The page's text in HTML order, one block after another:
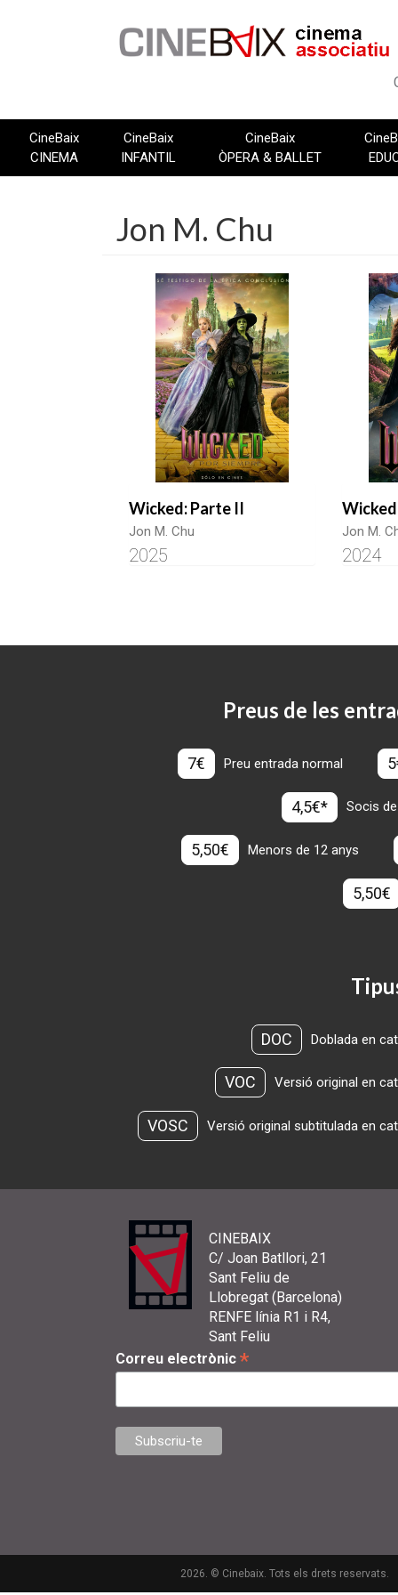
CineBaix
CINEMA
CineBaix
INFANTIL
CineBaix
ÒPERA & BALLET
Jon M. Chu
Wicked: Parte II
Jon M. Chu
2025
Wicked
Jon M.
2024
Preus de les
7€ Preu entrada normal
4,5€* Socis
5,50€ Menors de 12 anys
5,50€
DOC Doblada en
VOC Versió original en
VOSC Versió original subtitulada en
CINEBAIX
C/ Joan Batllori, 21
Sant Feliu de
Llobregat (Barcelona)
RENFE línia R1 i R4,
Sant Feliu
Correu electrònic *
2026. © Cinebaix. Tots els drets reservats.